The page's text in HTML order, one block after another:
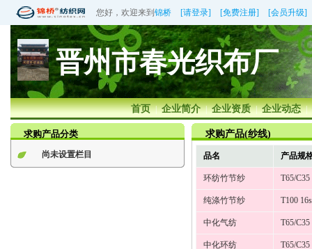
您好，欢迎来到 锦桥 [请登录] [免费注册] [会员升级]
晋州市春光织布厂
首页 | 企业简介 | 企业资质 | 企业动态 |
求购产品分类
尚未设置栏目
求购产品(纱线)
品名 产品规
环纺竹节纱 T65/C35
纯涤竹节纱 T100
中化气纺 T65/C35
中化环纺 T65/C35